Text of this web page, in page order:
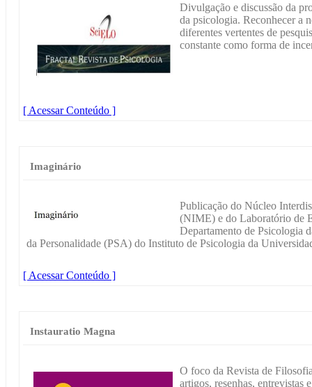
Divulgação e discussão da
da psicologia. Reconhecer a
diferentes vertentes de
constante como forma de
[ Acessar Conteúdo ]
Imaginário
Publicação do Núcleo
(NIME) e do Laboratório de
Departamento de Psicologia
da Personalidade (PSA) do Instituto de Psicologia da
[ Acessar Conteúdo ]
Instauratio Magna
O foco da Revista de
artigos, resenhas, entrevistas